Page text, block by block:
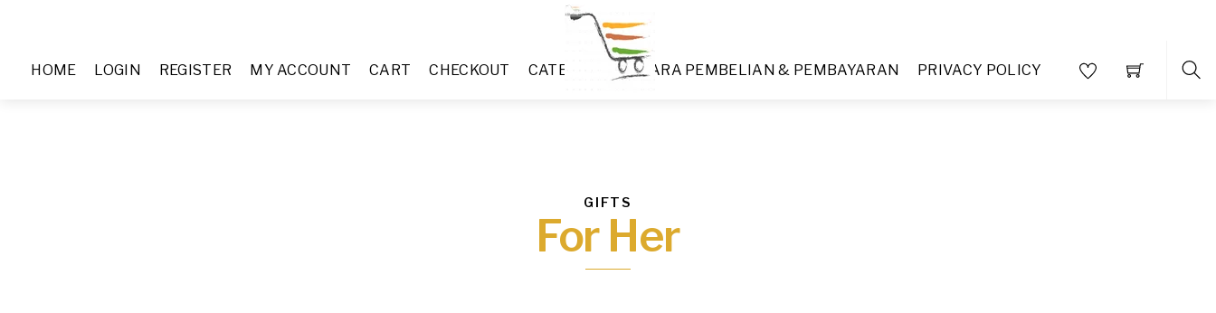
Menu
HOME LOGIN REGISTER MY ACCOUNT CART CHECKOUT CATEGORIES CARA PEMBELIAN & PEMBAYARAN PRIVACY POLICY
GIFTS
For Her